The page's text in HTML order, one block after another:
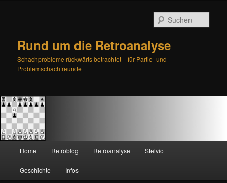
Rund um die Retroanalyse
Schachprobleme rückwärts betrachtet – für Partie- und
Problemschachfreunde
Zum
primären
Zum
sekundären
Home Retroblog Retroanalyse Stelvio
Geschichte Infos